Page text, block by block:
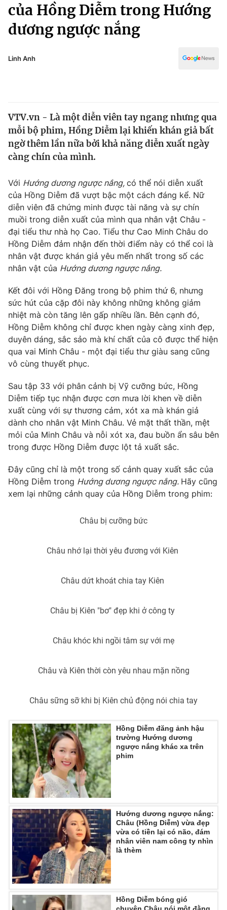
Chính trị
Xã hội
Pháp luật
Thế giới
Tin tức
Thế giới đó đây
Câu chuyện quốc tế
Kinh tế
Thị trường
Góc doanh nghiệp
Dữ liệu và đời sống
Truyền hình
Phim VTV
Hậu trường
Nhân vật
Khán giả
Giải sao mai
Giải trí
Điện ảnh
Sao
Đời sống
Du lịch
Làm đẹp
Chất lượng cuộc sống
Giáo dục
Tuyển sinh
Học trực tuyến
Công nghệ
Hitech Công nghệ tương lai
Sản phẩm
Thị trường
Tư vấn
Giao lưu trực tuyến
Lịch phát sóng
Chuyên mục khác
Emagazine Podcast
Photo Infographic
Video Shorts video
VTV8
English
THỜI BÁO VTV
Theo dõi báo trên
Cơ quan chủ quản:Đài Truyền hình Việt Nam
Cơ quan báo chí:Thời báo VTV
Giấy phép hoạt động báo in và báo điện tử số 483/GP-BTTTT
cấp ngày 29/12/2023
Tổng Biên tập:Vũ Thanh Thủy
Phó Tổng Biên tập:Nguyễn Thị Mỹ Hạnh, Phạm Quốc Thắng,
Nguyễn Trọng Ninh
Tổng đài VTV:024.38 355 931 - 024.38 355 932
Truyền hình
Văn hóa - Giải trí
Y tế
của Hồng Diễm trong Hướng
dương ngược nắng
Linh Anh
VTV.vn - Là một diễn viên tay ngang nhưng qua
mỗi bộ phim, Hồng Diễm lại khiến khán giả bất
ngờ thêm lần nữa bởi khả năng diễn xuất ngày
càng chín của mình.
Với Hướng dương ngược nắng, có thể nói diễn xuất
của Hồng Diễm đã vượt bậc một cách đáng kể. Nữ
diễn viên đã chứng minh được tài năng và sự chín
muồi trong diễn xuất của mình qua nhân vật Châu -
đại tiểu thư nhà họ Cao. Tiểu thư Cao Minh Châu do
Hồng Diễm đảm nhận đến thời điểm này có thể coi là
nhân vật được khán giả yêu mến nhất trong số các
nhân vật của Hướng dương ngược nắng.
Kết đôi với Hồng Đăng trong bộ phim thứ 6, nhưng
sức hút của cặp đôi này không những không giảm
nhiệt mà còn tăng lên gấp nhiều lần. Bên cạnh đó,
Hồng Diễm không chỉ được khen ngày càng xinh đẹp,
duyên dáng, sắc sảo mà khí chất của cô được thể hiện
qua vai Minh Châu - một đại tiểu thư giàu sang cũng
vô cùng thuyết phục.
Sau tập 33 với phân cảnh bị Vỹ cưỡng bức, Hồng
Diễm tiếp tục nhận được cơn mưa lời khen về diễn
xuất cùng với sự thương cảm, xót xa mà khán giả
dành cho nhân vật Minh Châu. Vẻ mặt thất thần, mệt
mỏi của Minh Châu và nỗi xót xa, đau buồn ẩn sâu bên
trong được Hồng Diễm được lột tả xuất sắc.
Đây cũng chỉ là một trong số cảnh quay xuất sắc của
Hồng Diễm trong Hướng dương ngược nắng. Hãy cũng
xem lại những cảnh quay của Hồng Diễm trong phim:
Châu bị cưỡng bức
Châu nhớ lại thời yêu đương với Kiên
Châu dứt khoát chia tay Kiên
Châu bị Kiên "bơ" đẹp khi ở công ty
Châu khóc khi ngồi tâm sự với mẹ
Châu và Kiên thời còn yêu nhau mặn nồng
Châu sững sỡ khi bị Kiên chủ động nói chia tay
Hồng Diễm đăng ảnh hậu
trường Hướng dương
ngược nắng khác xa trên
phim
Hướng dương ngược nắng:
Châu (Hồng Diễm) vừa đẹp
vừa có tiền lại có não, đám
nhân viên nam công ty nhìn
là thèm
Hồng Diễm bóng gió
chuyện Châu nói một đằng